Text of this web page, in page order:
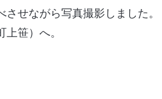
せながら写真撮影しました。
笹）へ。